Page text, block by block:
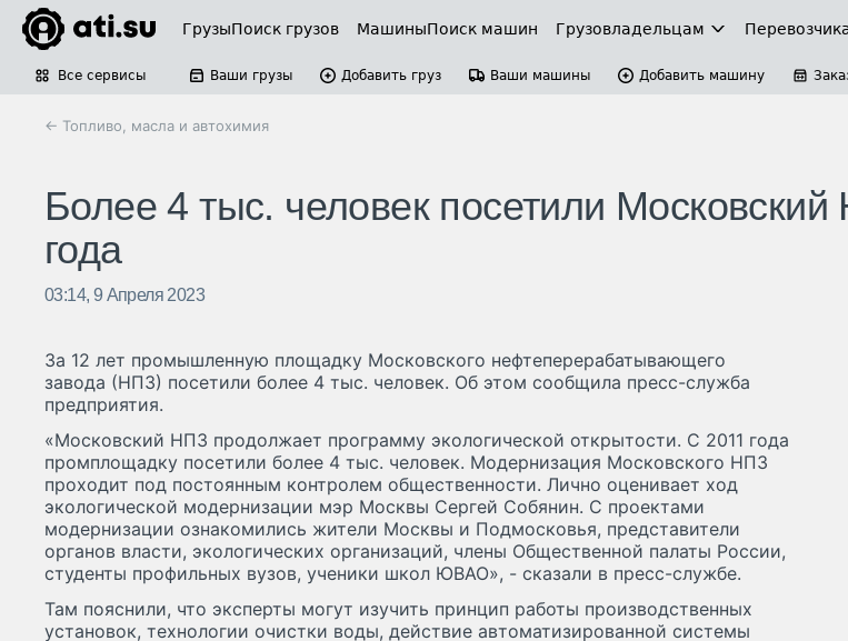
ГрузыПоиск грузов МашиныПоиск машин Грузовладельцам
Все сервисы Ваши грузы Добавить груз Ваши машины Добавить машину
← Топливо, масла и автохимия
Более 4 тыс. человек посетили
года
03:14, 9 Апреля 2023
За 12 лет промышленную площадку Московского нефтеперерабатывающего
завода (НПЗ) посетили более 4 тыс. человек. Об этом сообщила пресс-служба
предприятия.
«Московский НПЗ продолжает программу экологической открытости. С 2011 года
промплощадку посетили более 4 тыс. человек. Модернизация Московского НПЗ
проходит под постоянным контролем общественности. Лично оценивает ход
экологической модернизации мэр Москвы Сергей Собянин. С проектами
модернизации ознакомились жители Москвы и Подмосковья, представители
органов власти, экологических организаций, члены Общественной палаты России,
студенты профильных вузов, ученики школ ЮВАО», - сказали в пресс-службе.
Там пояснили, что эксперты могут изучить принцип работы производственных
установок, технологии очистки воды, действие автоматизированной системы